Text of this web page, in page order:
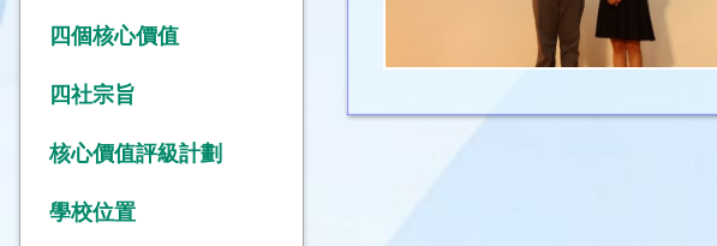
四個核心價值
四社宗旨
核心價值評級計劃
學校位置